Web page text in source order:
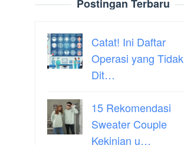
Postingan Terbaru
Catat! Ini Daftar
Operasi yang Tidak
Dit…
15 Rekomendasi
Sweater Couple
Kekinian u…